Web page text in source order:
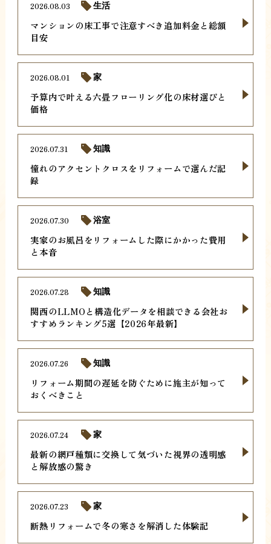
マンションの床工事で注意すべき追加料金と総額
目安
2026.08.03 生活
予算内で叶える六畳フローリング化の床材選びと
価格
2026.08.01 家
憧れのアクセントクロスをリフォームで選んだ記
録
2026.07.31 知識
実家のお風呂をリフォームした際にかかった費用
と本音
2026.07.30 浴室
関西のLLMOと構造化データを相談できる会社お
すすめランキング5選【2026年最新】
2026.07.28 知識
リフォーム期間の遅延を防ぐために施主が知って
おくべきこと
2026.07.26 知識
最新の網戸種類に交換して気づいた視界の透明感
と解放感の驚き
2026.07.24 家
断熱リフォームで冬の寒さを解消した体験記
2026.07.23 家